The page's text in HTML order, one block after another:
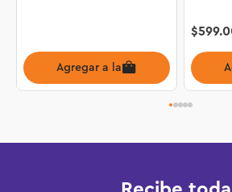
Agregar a la bolsa
$599.